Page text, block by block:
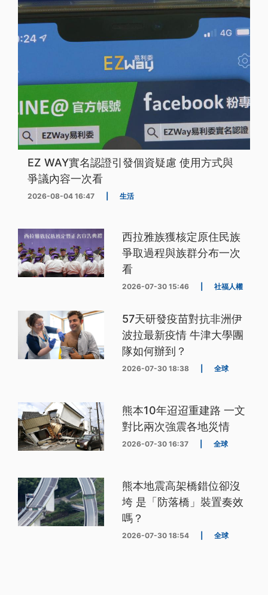
EZ WAY實名認證引發個資疑慮 使用方式與
爭議內容一次看
2026-08-04 16:47 生活
西拉雅族獲核定原住民族
爭取過程與族群分布一次
看
2026-07-30 15:46 社福人權
57天研發疫苗對抗非洲伊
波拉最新疫情 牛津大學團
隊如何辦到？
2026-07-30 18:38 全球
熊本10年迢迢重建路 一文
對比兩次強震各地災情
2026-07-30 16:37 全球
熊本地震高架橋錯位卻沒
垮 是「防落橋」裝置奏效
嗎？
2026-07-30 18:54 全球